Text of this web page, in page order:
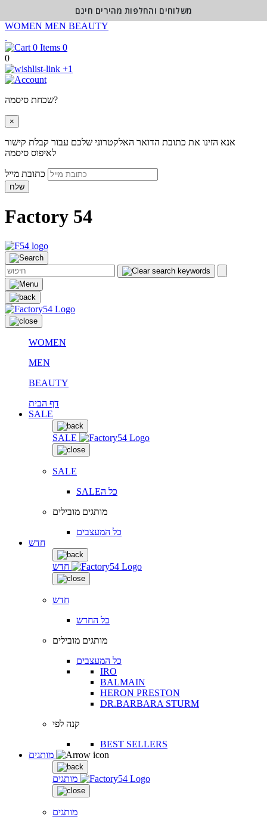
WOMEN MEN BEAUTY
0
0
+1
שכחת סיסמה?
×
אנא הזינו את כתובת הדואר האלקטרוני שלכם עבור קבלת קישור
לאיפוס סיסמה
שלח
Factory 54
WOMEN
MEN
BEAUTY
דף הבית
SALE
SALE
SALE
SALEכל ה
מותגים מובילים
כל המעצבים
חדש
חדש
חדש
כל החדש
מותגים מובילים
כל המעצבים
IRO
BALMAIN
HERON PRESTON
DR.BARBARA STURM
קנה לפי
BEST SELLERS
מותגים
מותגים
משלוחים והחלפות מהירים חינם